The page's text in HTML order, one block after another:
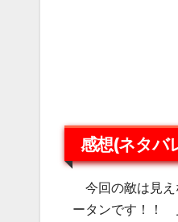
感想(ネタバ
今回の敵は見え
ータンです！！